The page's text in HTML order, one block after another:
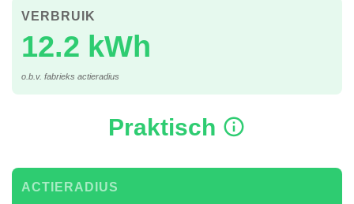
12.2 kWh
VERBRUIK
o.b.v. fabrieks actieradius
Praktisch
ACTIERADIUS